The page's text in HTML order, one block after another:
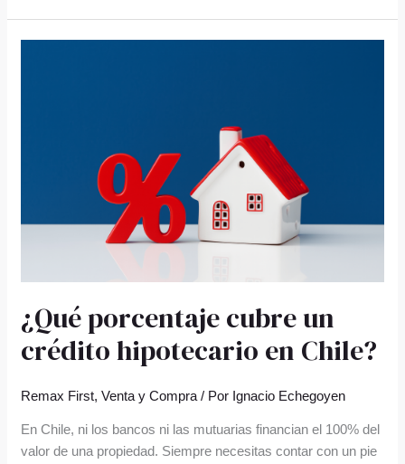
¿Qué porcentaje cubre un
crédito hipotecario en Chile?
Remax First,Venta y Compra / Por Ignacio Echegoyen
En Chile, ni los bancos ni las mutuarias financian el 100% del
valor de una propiedad. Siempre necesitas contar con un pie